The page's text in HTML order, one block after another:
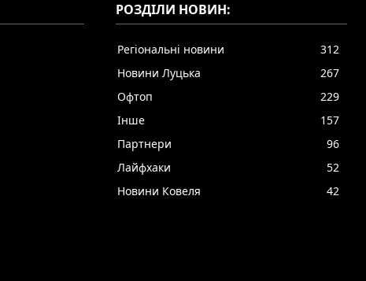
РОЗДІЛИ НОВИН:
Регіональні новини
312
Новини Луцька
267
Офтоп
229
Інше
157
Партнери
96
Лайфхаки
52
Новини Ковеля
42